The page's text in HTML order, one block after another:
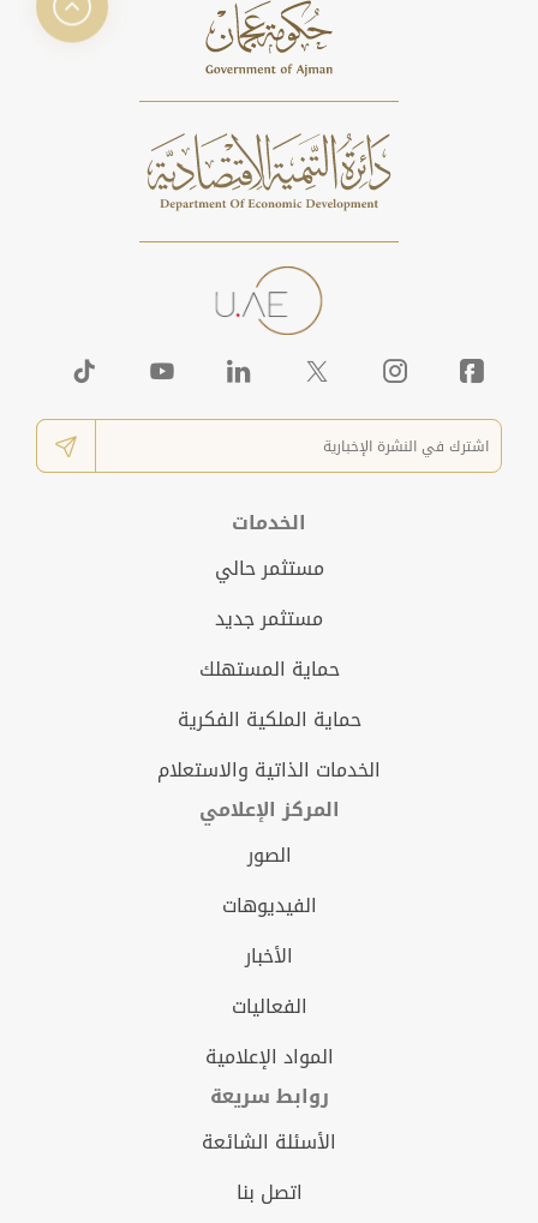
الخدمات
مستثمر حالي
مستثمر جديد
حماية المستهلك
حماية الملكية الفكرية
الخدمات الذاتية والاستعلام
المركز الإعلامي
الصور
الفيديوهات
الأخبار
الفعاليات
المواد الإعلامية
روابط سريعة
الأسئلة الشائعة
اتصل بنا